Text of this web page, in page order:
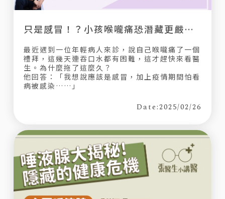
只是感冒！？小孩喉嚨痛恐潛藏更嚴重疾病，3天沒好轉快就醫！
最近遇到一位年輕病人來診，說自己喉嚨痛了一個
禮拜，這幾天連吞口水都有困難，這才趕快來看醫
生。為什麼拖了這麼久？
他回答：「我想說應該是感冒，加上疫情期間怕看
病被感染……」
Date:2025/02/26